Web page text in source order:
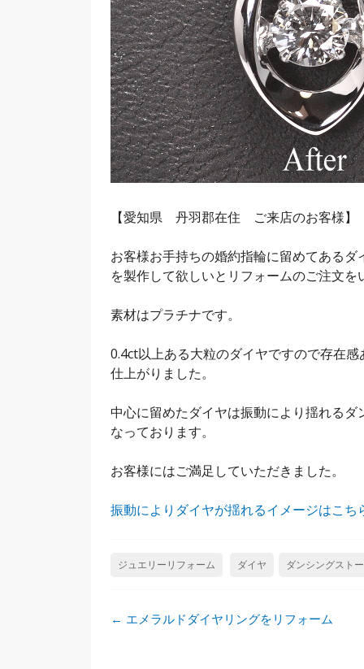
【愛知県 丹羽郡在住 ご来店のお客様】
お客様お手持ちの婚約指輪に留めてある
を製作して欲しいとリフォームのご注文を
素材はプラチナです。
0.4ct以上ある大粒のダイヤですので存在
仕上がりました。
中心に留めたダイヤは振動により揺れるダ
なっております。
お客様にはご満足していただきました。
振動によりダイヤが揺れるイメージはこち
ジュエリーリフォーム ダイヤ ダンシングスト
投
← エメラルドダイヤリングをリフォーム